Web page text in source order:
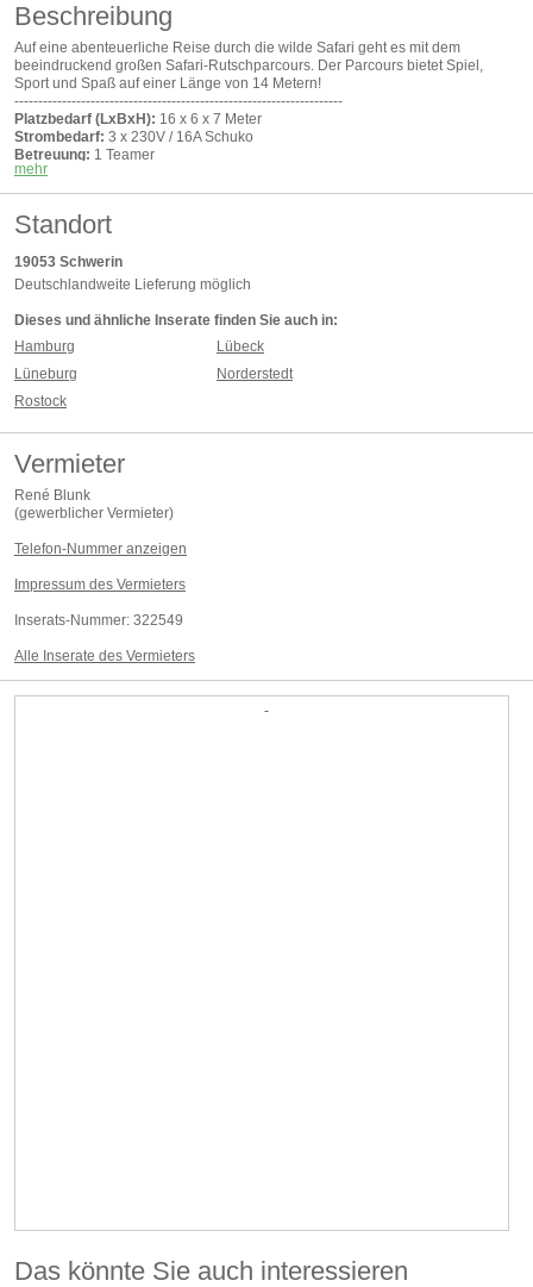
Beschreibung
Auf eine abenteuerliche Reise durch die wilde Safari geht es mit dem
beeindruckend großen Safari-Rutschparcours. Der Parcours bietet Spiel,
Sport und Spaß auf einer Länge von 14 Metern!
---------------------------------------------------------------------
Platzbedarf (LxBxH): 16 x 6 x 7 Meter
Strombedarf: 3 x 230V / 16A Schuko
Betreuung: 1 Teamer
Aufbau
---------------------------------------------------------------------
Die An- und Abfahrt ab Lager, das Personal für Auf-/Abbau und Betreuung
mehr
Standort
19053 Schwerin
Deutschlandweite Lieferung möglich
Dieses und ähnliche Inserate finden Sie auch in:
Hamburg
Lübeck
Lüneburg
Norderstedt
Rostock
Vermieter
René Blunk
(gewerblicher Vermieter)
Telefon-Nummer anzeigen
Impressum des Vermieters
Inserats-Nummer: 322549
Alle Inserate des Vermieters
Das könnte Sie auch interessieren